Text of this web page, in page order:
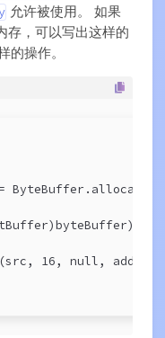
允许被使用。 如果
存，可以写出这样的
的操作。
16, null,